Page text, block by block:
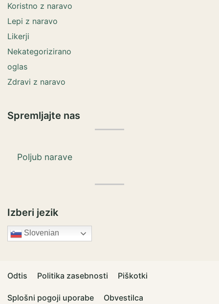
Koristno z naravo
Lepi z naravo
Likerji
Nekategorizirano
oglas
Zdravi z naravo
Spremljajte nas
Poljub narave
Izberi jezik
Slovenian
Odtis Politika zasebnosti Piškotki
Splošni pogoji uporabe Obvestilca